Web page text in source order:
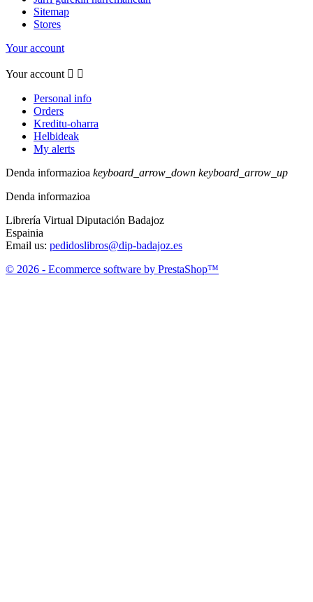
Sitemap
Stores
Your account
Your account  
Personal info
Orders
Kreditu-oharra
Helbideak
My alerts
Denda informazioa keyboard_arrow_down keyboard_arrow_up
Denda informazioa
Librería Virtual Diputación Badajoz
Espainia
Email us: pedidoslibros@dip-badajoz.es
© 2026 - Ecommerce software by PrestaShop™